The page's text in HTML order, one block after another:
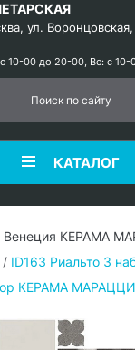
ул.
10-00 до 20-00, Вс: с 10-
КАТАЛОГ
Венеция КЕРАМА
/ ID163 Риальто 3
КЕРАМА МАРАЦЦИ